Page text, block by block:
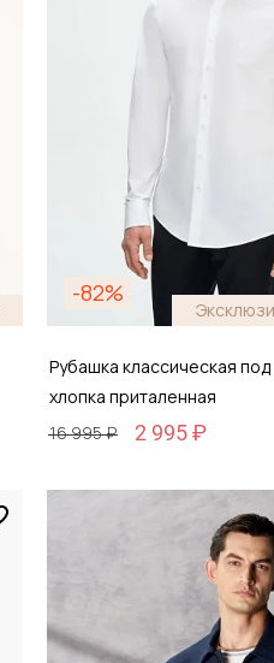
-82%
Рубашка классическая под
хлопка приталенная
16 995 ₽
2 995 ₽